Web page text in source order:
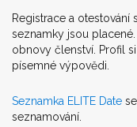
Registrace a otestování
seznamky jsou
obnovy členství. Profil
písemné výpovědi.
Seznamka ELITE Date
seznamování.